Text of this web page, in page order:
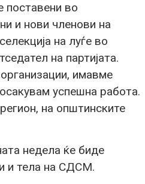
поставени во
и нови членови на
на луѓе во
на партијата.
имавме
успешна работа.
на општинските
недела ќе биде
и тела на СДСМ.